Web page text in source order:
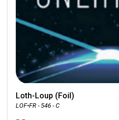
Loth-Loup (Foil)
LOF•FR - 546 - C